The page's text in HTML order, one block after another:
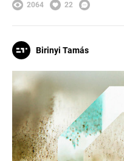
2064 22
Birinyi Tamás